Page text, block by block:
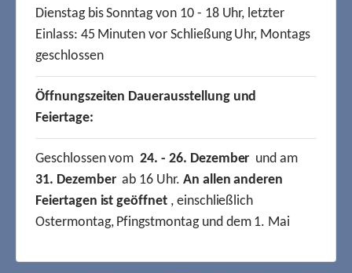
Dienstag bis Sonntag von 10 - 18 Uhr, letzter
Einlass: 45 Minuten vor Schließung Uhr, Montags
geschlossen
Öffnungszeiten Dauerausstellung und
Feiertage:
Geschlossen vom24. - 26. Dezember und am
31. Dezemberab 16 Uhr. An allen anderen
Feiertagen ist geöffnet, einschließlich
Ostermontag, Pfingstmontag und dem 1. Mai